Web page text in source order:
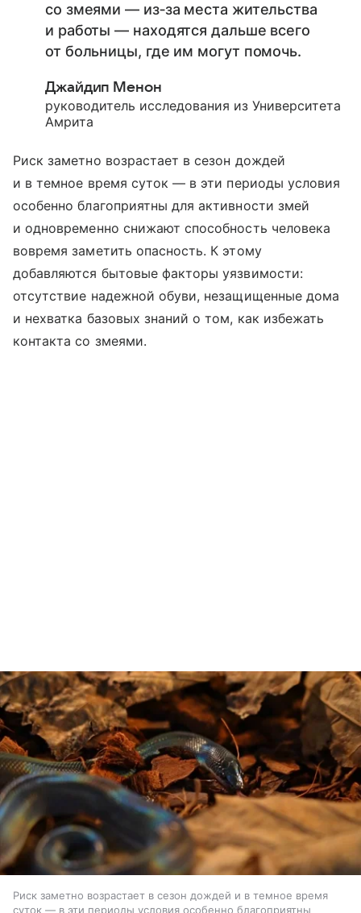
со змеями — из‑за места жительства
и работы — находятся дальше всего
от больницы, где им могут помочь.
Джайдип Менон
руководитель исследования из Университета
Амрита
Риск заметно возрастает в сезон дождей
и в темное время суток — в эти периоды условия
особенно благоприятны для активности змей
и одновременно снижают способность человека
вовремя заметить опасность. К этому
добавляются бытовые факторы уязвимости:
отсутствие надежной обуви, незащищенные дома
и нехватка базовых знаний о том, как избежать
контакта со змеями.
Риск заметно возрастает в сезон дождей и в темное время
суток — в эти периоды условия особенно благоприятны